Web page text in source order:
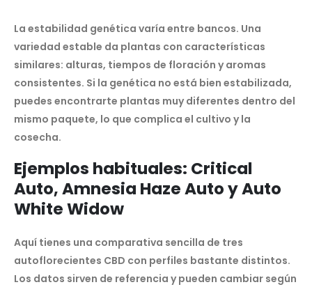
La estabilidad genética varía entre bancos. Una
variedad estable da plantas con características
similares: alturas, tiempos de floración y aromas
consistentes. Si la genética no está bien estabilizada,
puedes encontrarte plantas muy diferentes dentro del
mismo paquete, lo que complica el cultivo y la
cosecha.
Ejemplos habituales: Critical
Auto, Amnesia Haze Auto y Auto
White Widow
Aquí tienes una comparativa sencilla de tres
autoflorecientes CBD con perfiles bastante distintos.
Los datos sirven de referencia y pueden cambiar según